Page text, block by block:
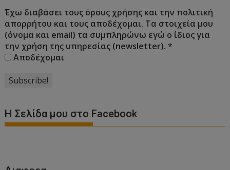
Έχω διαβάσει τους όρους χρήσης και την πολιτική
απορρήτου και τους αποδέχομαι. Τα στοιχεία μου
(όνομα και email) τα συμπληρώνω εγώ ο ίδιος για
την χρήση της υπηρεσίας (newsletter).*
Αποδέχομαι
Η Σελίδα μου στο Facebook